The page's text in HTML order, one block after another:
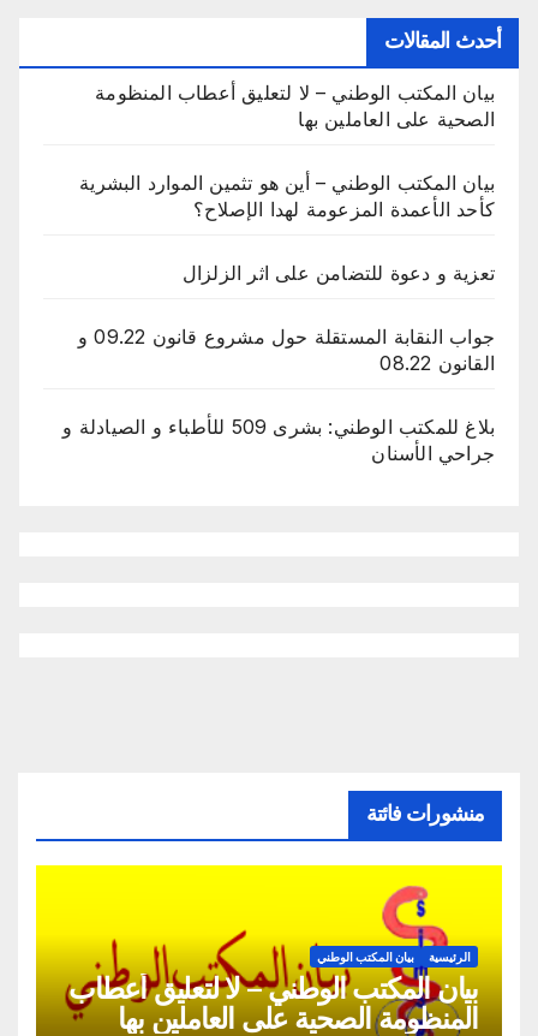
أحدث المقالات
بيان المكتب الوطني – لا لتعليق أعطاب المنظومة
الصحية على العاملين بها
بيان المكتب الوطني – أين هو تثمين الموارد البشرية
كأحد الأعمدة المزعومة لهدا الإصلاح؟
تعزية و دعوة للتضامن على اثر الزلزال
جواب النقابة المستقلة حول مشروع قانون 09.22 و
القانون 08.22
بلاغ للمكتب الوطني: بشرى 509 للأطباء و الصيادلة و
جراحي الأسنان
منشورات فائتة
الرئيسية بيان المكتب الوطني
بيان المكتب الوطني – لا لتعليق أعطاب
المنظومة الصحية على العاملين بها